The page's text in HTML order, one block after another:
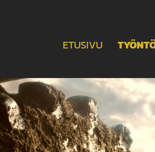
ETUSIVU